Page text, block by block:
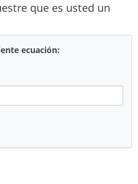
que es usted un
ecuación: